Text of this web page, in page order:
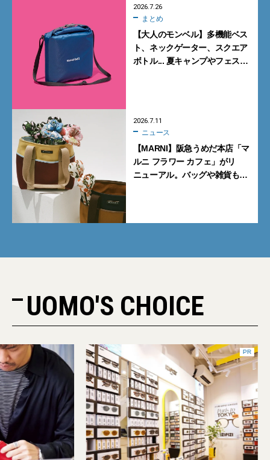
2026.7.26
まとめ
【大人のモンベル】多機能ベス
ト、ネックゲーター、スクエア
ボトル... 夏キャンプやフェスに
2026.7.11
ニュース
【MARNI】阪急うめだ本店「マ
ルニ フラワー カフェ」がリ
ニューアル。バッグや雑貨も揃
UOMO'S CHOICE
PR